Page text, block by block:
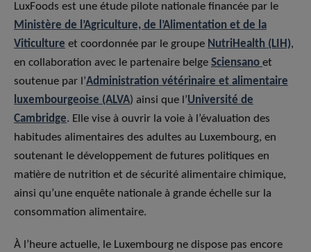
LuxFoods est une étude pilote nationale financée par le
Ministère de l’Agriculture, de l’Alimentation et de la
Viticulture et coordonnée par le groupe NutriHealth (LIH),
en collaboration avec le partenaire belge Sciensano et
soutenue par l’Administration vétérinaire et alimentaire
luxembourgeoise (ALVA) ainsi que l’Université de
Cambridge. Elle vise à ouvrir la voie à l’évaluation des
habitudes alimentaires des adultes au Luxembourg, en
soutenant le développement de futures politiques en
matière de nutrition et de sécurité alimentaire chimique,
ainsi qu’une enquête nationale à grande échelle sur la
consommation alimentaire.
À l’heure actuelle, le Luxembourg ne dispose pas encore